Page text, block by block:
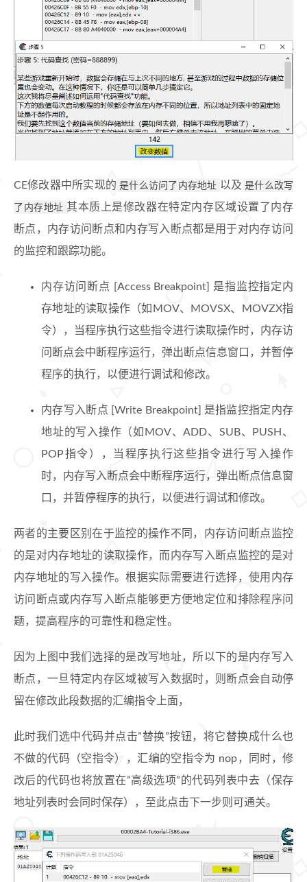
CE修改器中所实现的 是什么访问了内存地址 以及 是什么改写
了内存地址 其本质上是修改器在特定内存区域设置了内存
断点，内存访问断点和内存写入断点都是用于对内存访问
的监控和跟踪功能。
内存访问断点 [Access Breakpoint] 是指监控指定内
存地址的读取操作（如MOV、MOVSX、MOVZX指
令），当程序执行这些指令进行读取操作时，内存访
问断点会中断程序运行，弹出断点信息窗口，并暂停
程序的执行，以便进行调试和修改。
内存写入断点 [Write Breakpoint] 是指监控指定内存
地址的写入操作（如MOV、ADD、SUB、PUSH、
POP指令），当程序执行这些指令进行写入操作
时，内存写入断点会中断程序运行，弹出断点信息窗
口，并暂停程序的执行，以便进行调试和修改。
两者的主要区别在于监控的操作不同，内存访问断点监控
的是对内存地址的读取操作，而内存写入断点监控的是对
内存地址的写入操作。根据实际需要进行选择，使用内存
访问断点或内存写入断点能够更方便地定位和排除程序问
题，提高程序的可靠性和稳定性。
因为上图中我们选择的是改写地址，所以下的是内存写入
断点，一旦特定内存区域被写入数据时，则断点会自动停
留在修改此段数据的汇编指令上面，
此时我们选中代码并点击”替换”按钮，将它替换成什么也
不做的代码（空指令），汇编的空指令为 nop，同时，修
改后的代码也将放置在”高级选项”的代码列表中去（保存
地址列表时会同时保存），至此点击下一步则可通关。